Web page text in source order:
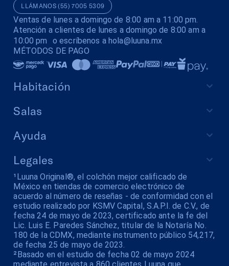
LLÁMANOS (55) 7005 5309
Ventas de lunes a domingo de 8:00 am a 11:00 pm.
Atención a clientes de lunes a domingo de 8:00 am a
10:00 pm o escríbenos a hola@luuna.mx
MÉTODOS DE PAGO
Habitación
Salas
Ayuda
Legales
¹Luuna Original®, el colchón mejor calificado de
México en tiendas de comercio electrónico de
acuerdo al número de reseñas - de conformidad con el
estudio realizado por KSMV Capital, S.A.P.I. de C.V., de
fecha 24 de mayo de 2023, certificado ante la fe del
Lic. Luis E. Paredes Sánchez, titular de la Notaría No.
180 de la CDMX, mediante instrumento público 54,217,
de fecha 25 de mayo de 2023.
²Basado en el estudio de fecha 02 de mayo 2024